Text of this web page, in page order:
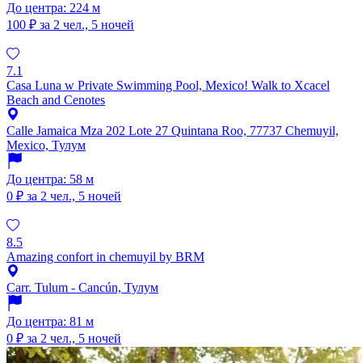
До центра: 224 м
100 ₽ за 2 чел., 5 ночей
7.1
Casa Luna w Private Swimming Pool, Mexico! Walk to Xcacel
Beach and Cenotes
Calle Jamaica Mza 202 Lote 27 Quintana Roo, 77737 Chemuyil,
Mexico, Тулум
До центра: 58 м
0 ₽ за 2 чел., 5 ночей
8.5
Amazing confort in chemuyil by BRM
Carr. Tulum - Cancún, Тулум
До центра: 81 м
0 ₽ за 2 чел., 5 ночей